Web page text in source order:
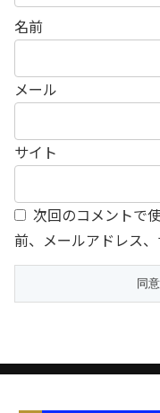
名前
メール
サイト
次回のコメントで
前、メールアドレス、